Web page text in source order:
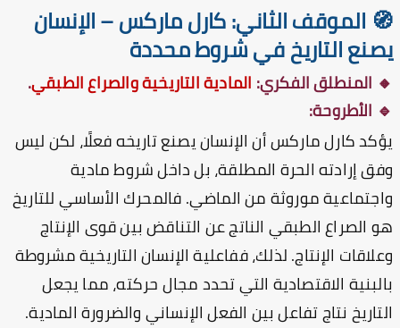
الموقف الثاني: كارل ماركس – الإنسان
التاريخ في شروط محددة
المنطلق الفكري:المادية التاريخية والصراع الطبقي.
الأطروحة:
كارل ماركس أن الإنسان يصنع تاريخه فعلًا، لكن ليس
إرادته الحرة المطلقة، بل داخل شروط مادية
موروثة من الماضي. فالمحرك الأساسي للتاريخ
الصراع الطبقي الناتج عن التناقض بين قوى الإنتاج
الإنتاج. لذلك، ففاعلية الإنسان التاريخية مشروطة
الاقتصادية التي تحدد مجال حركته، مما يجعل
نتاج تفاعل بين الفعل الإنساني والضرورة المادية.